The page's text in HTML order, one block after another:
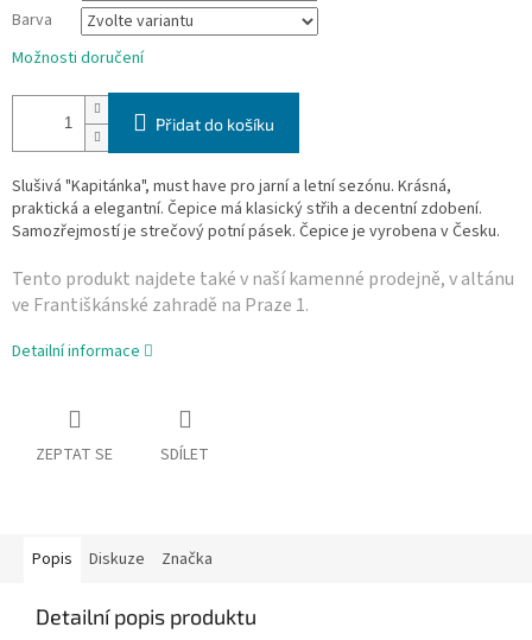
Barva
Možnosti doručení
Přidat do košíku
Slušivá "Kapitánka", must have pro jarní a letní sezónu. Krásná,
praktická a elegantní. Čepice má klasický střih a decentní zdobení.
Samozřejmostí je strečový potní pásek. Čepice je vyrobena v Česku.
Tento produkt najdete také v naší­ kamenné prodejně, v altánu
ve Františkánské zahradě na Praze 1.
Detailní informace
ZEPTAT SE SDÍLET
Popis Diskuze Značka
Detailní popis produktu